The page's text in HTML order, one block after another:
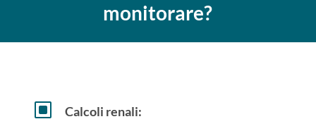
monitorare?
W Calcoli renali: